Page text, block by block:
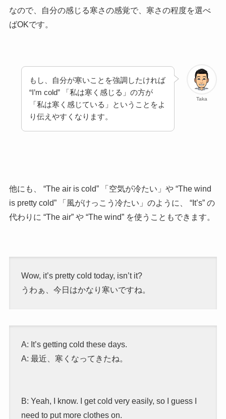
なので、自分の感じる寒さの感覚で、寒さの程度を選べ
ばOKです。
Taka
もし、自分が寒いことを強調したければ
“I’m cold” 「私は寒く感じる」の方が
「私は寒く感じている」ということをよ
り伝えやすくなります。
他にも、 “The air is cold” 「空気が冷たい」や “The wind
is pretty cold” 「風がけっこう冷たい」のように、 “It’s” の
代わりに “The air” や “The wind” を使うこともできます。
Wow, it’s pretty cold today, isn’t it?
うわぁ、今日はかなり寒いですね。
A: It’s getting cold these days.
A: 最近、寒くなってきたね。
B: Yeah, I know. I get cold very easily, so I guess I
need to put more clothes on.